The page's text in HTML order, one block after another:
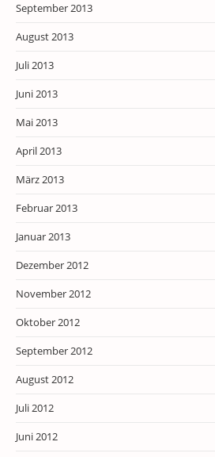
September 2013
August 2013
Juli 2013
Juni 2013
Mai 2013
April 2013
März 2013
Februar 2013
Januar 2013
Dezember 2012
November 2012
Oktober 2012
September 2012
August 2012
Juli 2012
Juni 2012